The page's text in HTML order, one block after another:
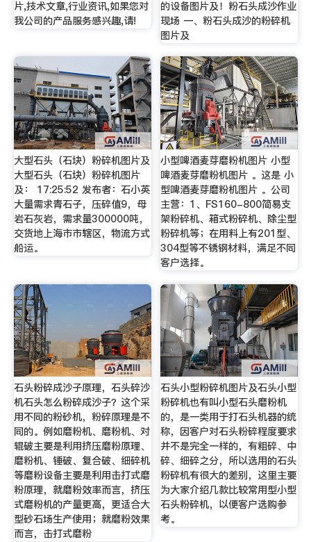
片,技术文章,行业资讯,如果您对
我公司的产品服务感兴趣,请!
的设备图片及！粉石头成沙作业
现场 一、粉石头成沙的粉碎机
图片及
大型石头（石块）粉碎机图片及
大型石头（石块）粉碎机图片
及： 17:25:52 发布者：石小英
大量需求青石子，压碎值9，母
岩石灰岩，需求量300000吨，
交货地上海市市辖区，物流方式
船运。
小型啤酒麦芽磨粉机图片 小型
啤酒麦芽磨粉机图片 。这是 小
型啤酒麦芽磨粉机图片 。公司
主营：1、FS160-800简易支
架粉碎机、箱式粉碎机、除尘型
粉碎机等；在用料上有201型、
304型等不锈钢材料，满足不同
客户选择。
石头粉碎成沙子原理，石头碎沙
机石头怎么粉碎成沙子？这个采
用不同的粉砂机，粉碎原理是不
同的。例如磨粉机、磨粉机、对
辊破主要是利用挤压磨粉原理、
磨粉机、锤破、复合破、细碎机
等磨粉设备主要是利用击打式磨
粉原理，就磨粉效率而言，挤压
式磨粉机的产量更高，更适合大
型砂石场生产使用；就磨粉效果
而言，击打式磨粉
石头小型粉碎机图片及石头小型
粉碎机也有叫小型石头磨粉机
的，是一类用于打石头机器的统
称，因客户对石头粉碎程度要求
并不是完全一样的，有粗碎、中
碎、细碎之分，所以选用的石头
粉碎机有很大的差别，这里主要
为大家介绍几款比较常用型小型
石头粉碎机，以便客户选购参
考。